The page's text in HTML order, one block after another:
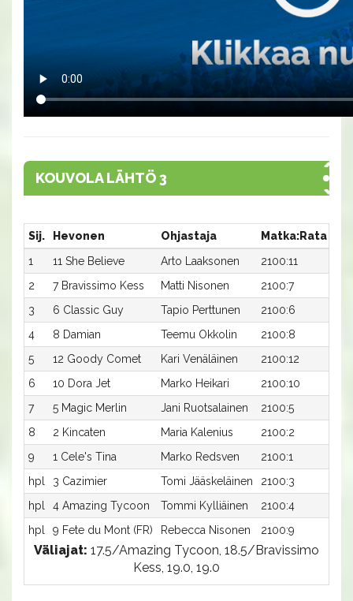
KOUVOLA LÄHTÖ 3
Sij. Hevonen Ohjastaja Matka:Rata
1
11 She Believe Arto Laaksonen 2100:11
2
7 Bravissimo Kess Matti Nisonen 2100:7
3
6 Classic Guy Tapio Perttunen 2100:6
4
8 Damian Teemu Okkolin 2100:8
5
12 Goody Comet Kari Venäläinen 2100:12
6
10 Dora Jet Marko Heikari 2100:10
7
5 Magic Merlin Jani Ruotsalainen 2100:5
8
2 Kincaten Maria Kalenius 2100:2
9
1 Cele's Tina Marko Redsven 2100:1
hpl
3 Cazimier Tomi Jääskeläinen 2100:3
hpl
4 Amazing Tycoon Tommi Kylliäinen 2100:4
hpl
9 Fete du Mont (FR) Rebecca Nisonen 2100:9
Väliajat: 17.5/Amazing Tycoon, 18.5/Bravissimo
Kess, 19.0, 19.0